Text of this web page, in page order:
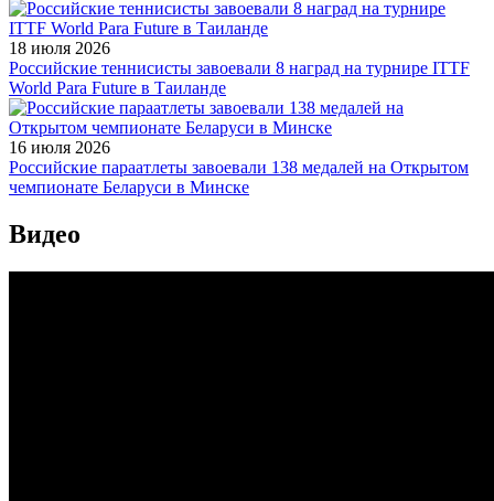
18 июля 2026
Российские теннисисты завоевали 8 наград на турнире ITTF
World Para Future в Таиланде
16 июля 2026
Российские параатлеты завоевали 138 медалей на Открытом
чемпионате Беларуси в Минске
Видео